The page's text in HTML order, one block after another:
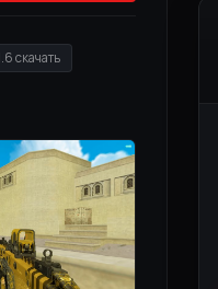
скачать